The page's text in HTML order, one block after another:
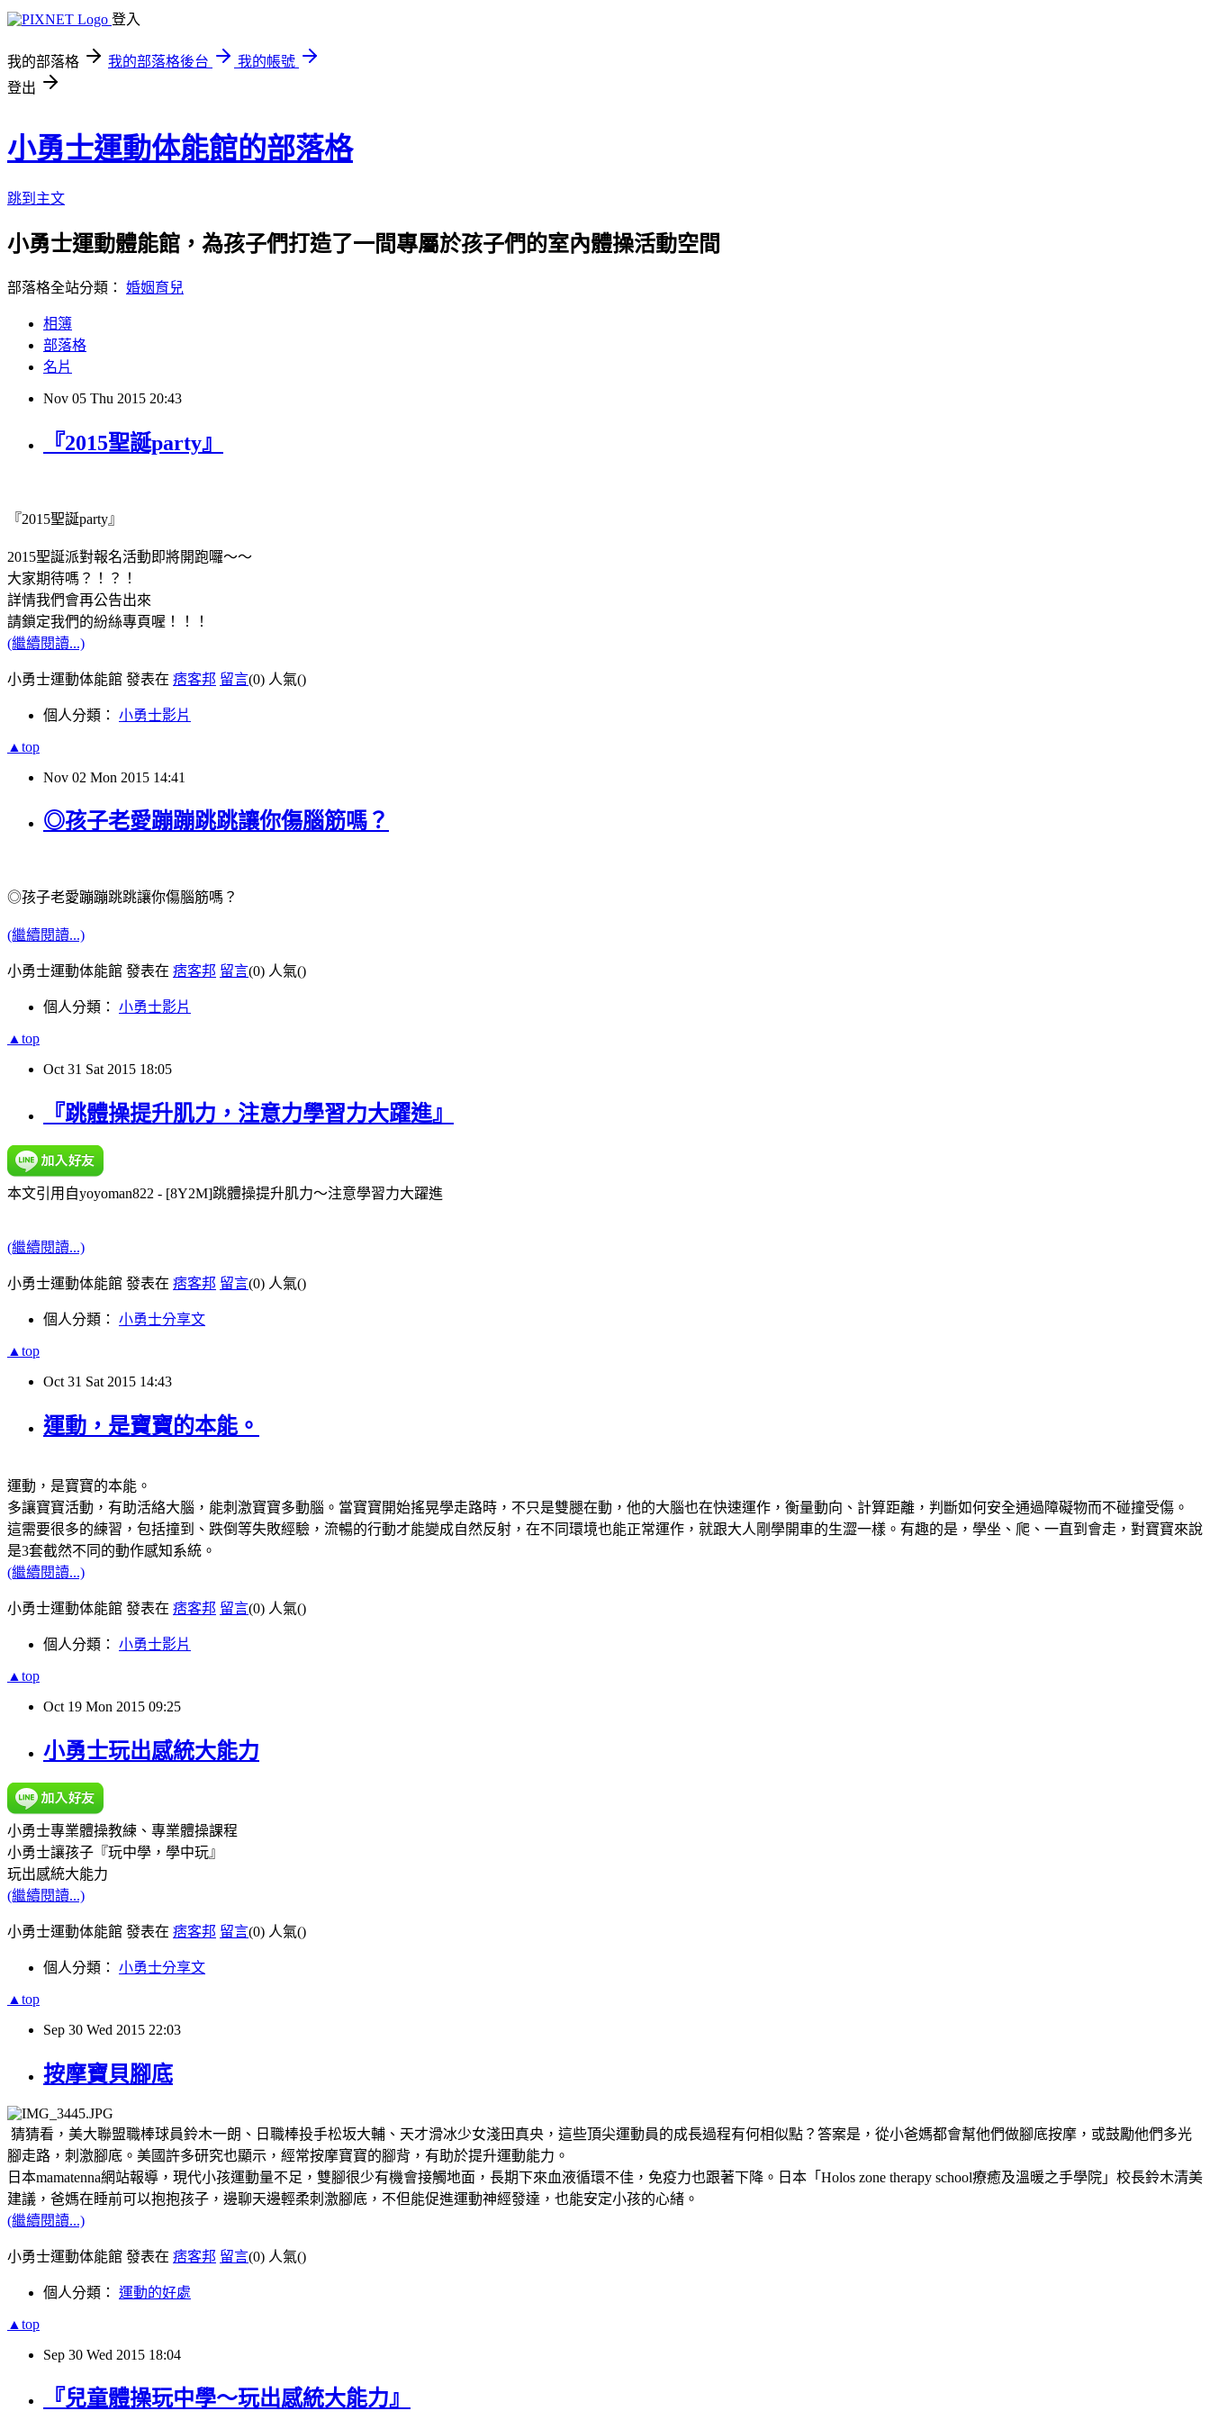
登入
我的部落格 我的部落格後台
我的帳號
登出
小勇士運動体能館的部落格
跳到主文
小勇士運動體能館，為孩子們打造了一間專屬於孩子們的室內體操活動空間
部落格全站分類： 婚姻育兒
相簿
部落格
名片
Nov 05 Thu 2015 20:43
『2015聖誕party』
『2015聖誕party』
2015聖誕派對報名活動即將開跑囉～～
大家期待嗎？！？！
詳情我們會再公告出來
請鎖定我們的紛絲專頁喔！！！
(繼續閱讀...)
小勇士運動体能館 發表在 痞客邦 留言(0) 人氣()
個人分類： 小勇士影片
▲top
Nov 02 Mon 2015 14:41
◎孩子老愛蹦蹦跳跳讓你傷腦筋嗎？
◎孩子老愛蹦蹦跳跳讓你傷腦筋嗎？
(繼續閱讀...)
小勇士運動体能館 發表在 痞客邦 留言(0) 人氣()
個人分類： 小勇士影片
▲top
Oct 31 Sat 2015 18:05
『跳體操提升肌力，注意力學習力大躍進』
本文引用自yoyoman822 - [8Y2M]跳體操提升肌力～注意學習力大躍進
(繼續閱讀...)
小勇士運動体能館 發表在 痞客邦 留言(0) 人氣()
個人分類： 小勇士分享文
▲top
Oct 31 Sat 2015 14:43
運動，是寶寶的本能。
運動，是寶寶的本能。
多讓寶寶活動，有助活絡大腦，能刺激寶寶多動腦。當寶寶開始搖晃學走路時，不只是雙腿在動，他的大腦也在快速運作，衡量動向、計算距離，判斷如何安全通過障礙物而不碰撞受傷。
這需要很多的練習，包括撞到、跌倒等失敗經驗，流暢的行動才能變成自然反射，在不同環境也能正常運作，就跟大人剛學開車的生澀一樣。有趣的是，學坐、爬、一直到會走，對寶寶來說
是3套截然不同的動作感知系統。
(繼續閱讀...)
小勇士運動体能館 發表在 痞客邦 留言(0) 人氣()
個人分類： 小勇士影片
▲top
Oct 19 Mon 2015 09:25
小勇士玩出感統大能力
小勇士專業體操教練、專業體操課程
小勇士讓孩子『玩中學，學中玩』
玩出感統大能力
(繼續閱讀...)
小勇士運動体能館 發表在 痞客邦 留言(0) 人氣()
個人分類： 小勇士分享文
▲top
Sep 30 Wed 2015 22:03
按摩寶貝腳底
猜猜看，美大聯盟職棒球員鈴木一朗、日職棒投手松坂大輔、天才滑冰少女淺田真央，這些頂尖運動員的成長過程有何相似點？答案是，從小爸媽都會幫他們做腳底按摩，或鼓勵他們多光
腳走路，刺激腳底。美國許多研究也顯示，經常按摩寶寶的腳背，有助於提升運動能力。
日本mamatenna網站報導，現代小孩運動量不足，雙腳很少有機會接觸地面，長期下來血液循環不佳，免疫力也跟著下降。日本「Holos zone therapy school療癒及溫暖之手學院」校長鈴木清美
建議，爸媽在睡前可以抱抱孩子，邊聊天邊輕柔刺激腳底，不但能促進運動神經發達，也能安定小孩的心緒。
(繼續閱讀...)
小勇士運動体能館 發表在 痞客邦 留言(0) 人氣()
個人分類： 運動的好處
▲top
Sep 30 Wed 2015 18:04
『兒童體操玩中學～玩出感統大能力』